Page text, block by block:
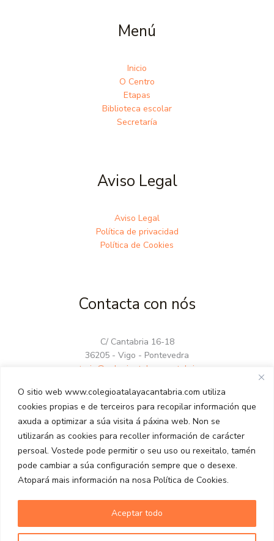
O sitio web www.colegioatalayacantabria.com utiliza
cookies propias e de terceiros para recopilar información que
axuda a optimizar a súa visita á páxina web. Non se
utilizarán as cookies para recoller información de carácter
persoal. Vostede pode permitir o seu uso ou rexeitalo, tamén
pode cambiar a súa configuración sempre que o desexe.
Atopará mais información na nosa Política de Cookies.
Aceptar todo
Menú
Inicio
O Centro
Etapas
Biblioteca escolar
Secretaría
Aviso Legal
Aviso Legal
Política de privacidad
Política de Cookies
Contacta con nós
C/ Cantabria 16-18
36205 - Vigo - Pontevedra
secretaria@colegioatalayacantabria.com
679 29 94 13
Copyright © 2026 Colegio Atalaya Cantabria. | iWave